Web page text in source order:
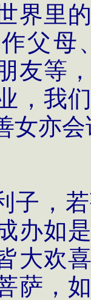
界里
父母
友等
，我
女亦
子，
办如
大欢
萨，